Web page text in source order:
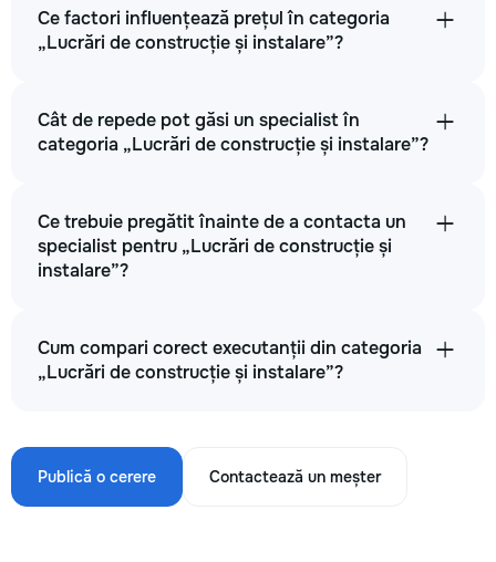
Ce factori influențează prețul în categoria
„Lucrări de construcție și instalare”?
Cât de repede pot găsi un specialist în
categoria „Lucrări de construcție și instalare”?
Ce trebuie pregătit înainte de a contacta un
specialist pentru „Lucrări de construcție și
instalare”?
Cum compari corect executanții din categoria
„Lucrări de construcție și instalare”?
Publică o cerere Contactează un meșter